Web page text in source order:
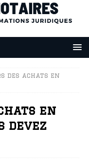
des achats en
en
devez